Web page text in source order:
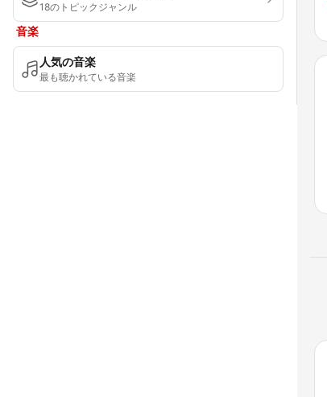
18のトピックジャンル
音楽
人気の音楽
最も聴かれている音楽